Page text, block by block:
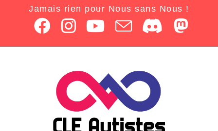
Jamais rien pour Nous sans Nous !